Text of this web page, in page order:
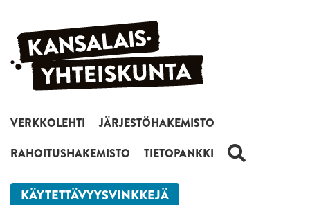
Siirry sisältöön
VERKKOLEHTI
JÄRJESTÖHAKEMISTO
RAHOITUSHAKEMISTO
TIETOPANKKI HAKU
KÄYTETTÄVYYSVINKKEJÄ